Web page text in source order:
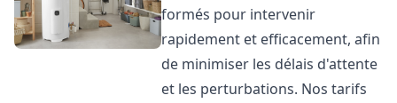
formés pour intervenir
rapidement et efficacement, afin
de minimiser les délais d'attente
et les perturbations. Nos tarifs